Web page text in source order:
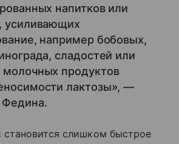
напитков или
усиливающих
например бобовых,
сладостей или
молочных продуктов
лактозы», —
Федина.
становится слишком быстрое